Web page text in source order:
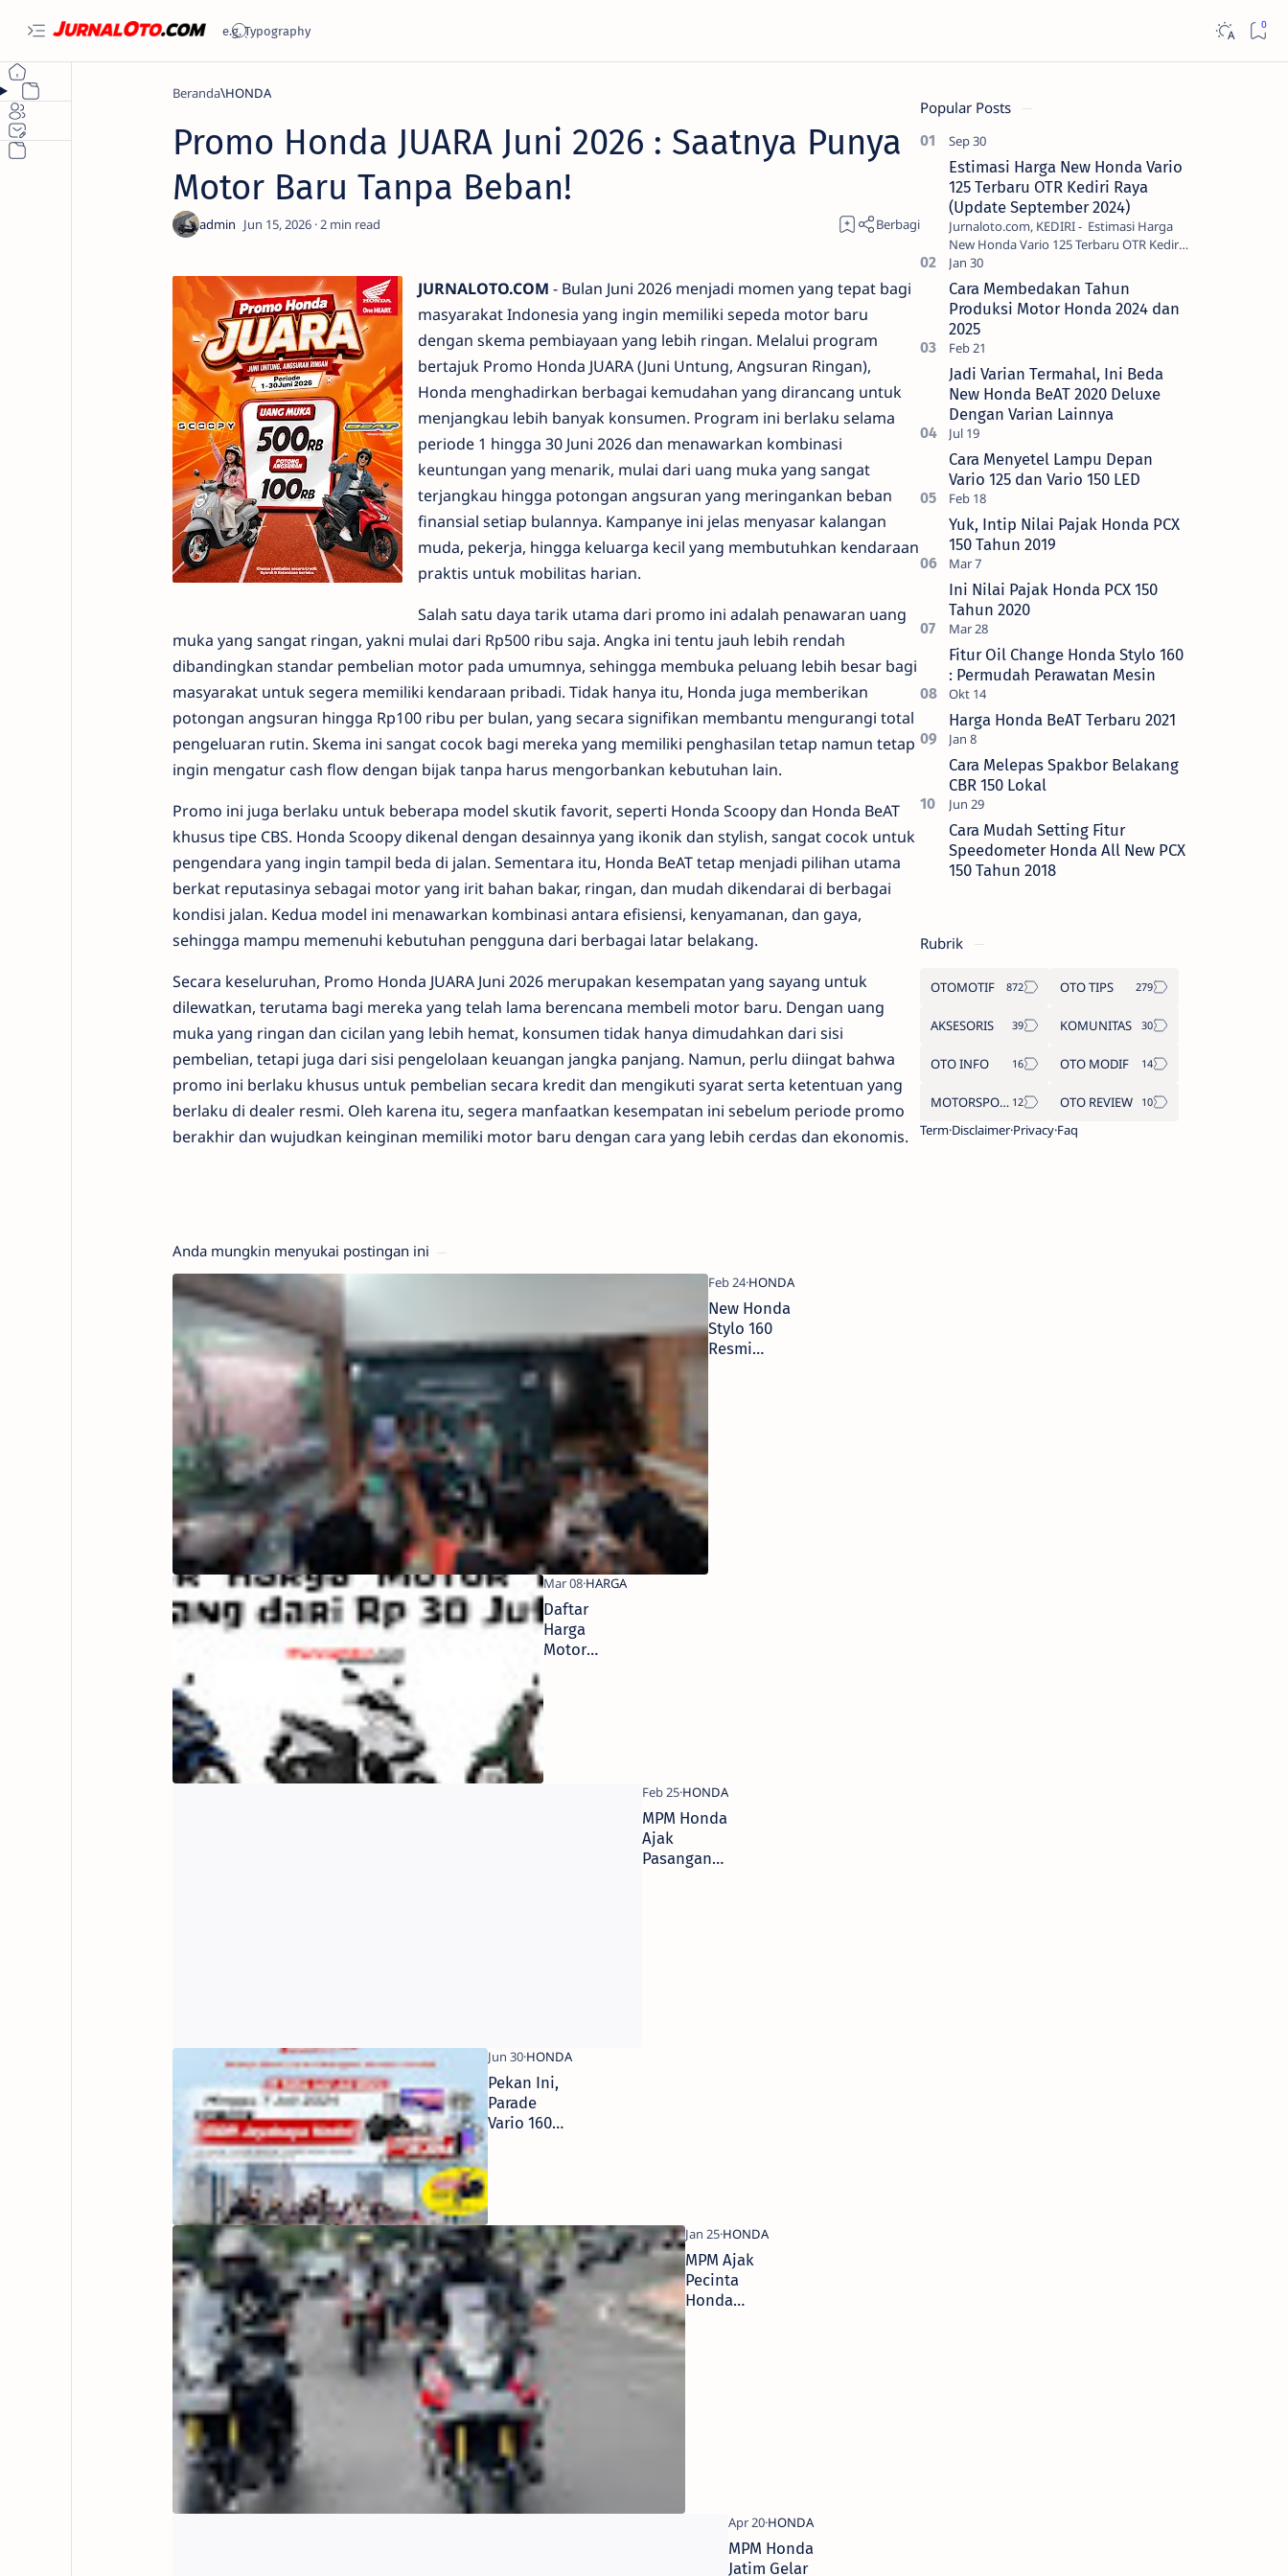
Beranda HONDA
Promo Honda JUARA Juni 2026 : Saatnya Punya
Motor Baru Tanpa Beban!
2
JURNALOTO.COM - Bulan Juni 2026 menjadi momen yang tepat bagi
masyarakat Indonesia yang ingin memiliki sepeda motor baru
dengan skema pembiayaan yang lebih ringan. Melalui program
bertajuk Promo Honda JUARA (Juni Untung, Angsuran Ringan),
Honda menghadirkan berbagai kemudahan yang dirancang untuk
menjangkau lebih banyak konsumen. Program ini berlaku selama
periode 1 hingga 30 Juni 2026 dan menawarkan kombinasi
keuntungan yang menarik, mulai dari uang muka yang sangat
terjangkau hingga potongan angsuran yang meringankan beban
finansial setiap bulannya. Kampanye ini jelas menyasar kalangan
muda, pekerja, hingga keluarga kecil yang membutuhkan kendaraan
praktis untuk mobilitas harian.
Salah satu daya tarik utama dari promo ini adalah penawaran uang
muka yang sangat ringan, yakni mulai dari Rp500 ribu saja. Angka ini tentu jauh lebih rendah
dibandingkan standar pembelian motor pada umumnya, sehingga membuka peluang lebih besar bagi
masyarakat untuk segera memiliki kendaraan pribadi. Tidak hanya itu, Honda juga memberikan
potongan angsuran hingga Rp100 ribu per bulan, yang secara signifikan membantu mengurangi total
pengeluaran rutin. Skema ini sangat cocok bagi mereka yang memiliki penghasilan tetap namun tetap
ingin mengatur cash flow dengan bijak tanpa harus mengorbankan kebutuhan lain.
Promo ini juga berlaku untuk beberapa model skutik favorit, seperti Honda Scoopy dan Honda BeAT
khusus tipe CBS. Honda Scoopy dikenal dengan desainnya yang ikonik dan stylish, sangat cocok untuk
pengendara yang ingin tampil beda di jalan. Sementara itu, Honda BeAT tetap menjadi pilihan utama
berkat reputasinya sebagai motor yang irit bahan bakar, ringan, dan mudah dikendarai di berbagai
kondisi jalan. Kedua model ini menawarkan kombinasi antara efisiensi, kenyamanan, dan gaya,
sehingga mampu memenuhi kebutuhan pengguna dari berbagai latar belakang.
Secara keseluruhan, Promo Honda JUARA Juni 2026 merupakan kesempatan yang sayang untuk
dilewatkan, terutama bagi mereka yang telah lama berencana membeli motor baru. Dengan uang
muka yang ringan dan cicilan yang lebih hemat, konsumen tidak hanya dimudahkan dari sisi
pembelian, tetapi juga dari sisi pengelolaan keuangan jangka panjang. Namun, perlu diingat bahwa
promo ini berlaku khusus untuk pembelian secara kredit dan mengikuti syarat serta ketentuan yang
berlaku di dealer resmi. Oleh karena itu, segera manfaatkan kesempatan ini sebelum periode promo
berakhir dan wujudkan keinginan memiliki motor baru dengan cara yang lebih cerdas dan ekonomis.
Anda mungkin menyukai postingan ini
New Honda
Stylo 160
Resmi
28 Jutaan
Daftar
Harga
Motor
Kurang dari
Rp 30
MPM Honda
Ajak
Pasangan
Pekan Ini,
Parade
Vario 160
Sapa Kota
Kediri
MPM Ajak
Pecinta
Honda
CB150X
Rolling City
MPM Honda
Jatim Gelar
Popular Posts
Estimasi Harga New Honda Vario
125 Terbaru OTR Kediri Raya
(Update September 2024)
Jurnaloto.com, KEDIRI - Estimasi Harga
New Honda Vario 125 Terbaru OTR Kediri
Raya (Update September 2024) Brosis
sekalian, PT Astra Honda Motor (AH…
Cara Membedakan Tahun
Produksi Motor Honda 2024 dan
2025
Jadi Varian Termahal, Ini Beda
New Honda BeAT 2020 Deluxe
Dengan Varian Lainnya
Cara Menyetel Lampu Depan
Vario 125 dan Vario 150 LED
Yuk, Intip Nilai Pajak Honda PCX
150 Tahun 2019
Ini Nilai Pajak Honda PCX 150
Tahun 2020
Fitur Oil Change Honda Stylo 160
: Permudah Perawatan Mesin
Harga Honda BeAT Terbaru 2021
Cara Melepas Spakbor Belakang
CBR 150 Lokal
Cara Mudah Setting Fitur
Speedometer Honda All New PCX
150 Tahun 2018
Rubrik
OTOMOTIF OTO TIPS
AKSESORIS KOMUNITAS
OTO INFO OTO MODIF
MOTORSPORT
OTO REVIEW
TermDisclaimerPrivacyFaq